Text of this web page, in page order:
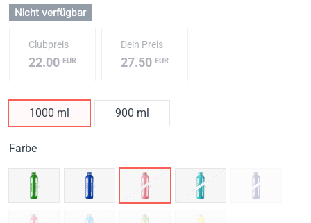
Nicht verfügbar
Clubpreis
22.00 EUR
Dein Preis
27.50EUR
1000 ml 900 ml
Farbe